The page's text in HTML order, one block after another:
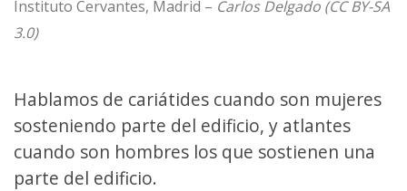
Instituto Cervantes, Madrid – Carlos Delgado (CC BY-SA
3.0)
Hablamos de cariátides cuando son mujeres
sosteniendo parte del edificio, y atlantes
cuando son hombres los que sostienen una
parte del edificio.